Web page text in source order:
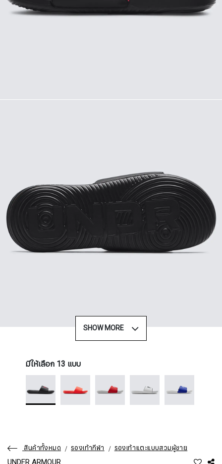
SHOW MORE
มีให้เลือก 13 แบบ
สินค้าทั้งหมด รองเท้ากีฬา รองเท้าแตะแบบสวมผู้ชาย